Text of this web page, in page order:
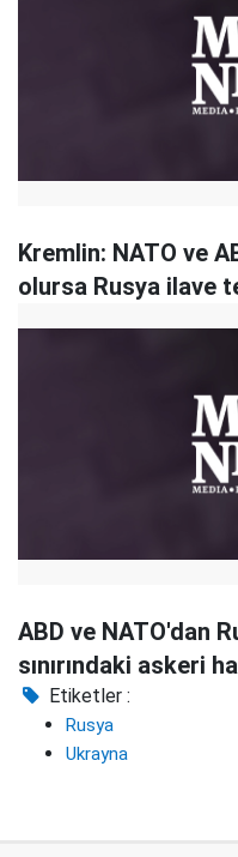
Kremlin: NATO ve
olursa Rusya ilave
ABD ve NATO'dan
sınırındaki askeri
Etiketler :
Rusya
Ukrayna